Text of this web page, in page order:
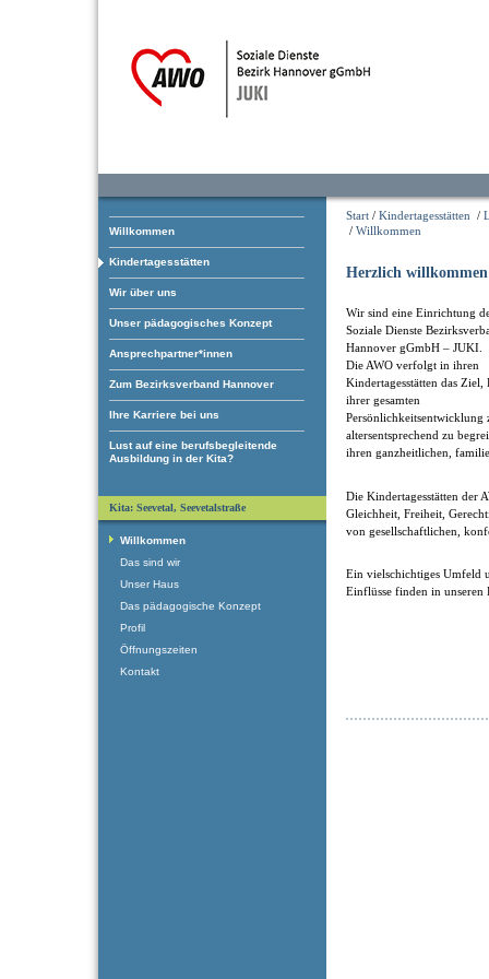
Willkommen
Kindertagesstätten
Wir über uns
Unser pädagogisches Konzept
Ansprechpartner*innen
Zum Bezirksverband Hannover
Ihre Karriere bei uns
Lust auf eine berufsbegleitende
Ausbildung in der Kita?
Start / Kindertagesstätten /
/ Willkommen
Herzlich
Wir sind eine Einrichtung
Soziale Dienste
Hannover gGmbH – JUKI.
Die AWO verfolgt in ihren
Kindertagesstätten das
ihrer gesamten
Persönlichkeitsentwicklung
altersentsprechend zu
ihren ganzheitlichen,
Die Kindertagesstätten der
Gleichheit, Freiheit,
von gesellschaftlichen,
Ein vielschichtiges Umfeld
Einflüsse finden in unseren
Kita: Seevetal, Seevetalstraße
Willkommen
Das sind wir
Unser Haus
Das pädagogische Konzept
Profil
Öffnungszeiten
Kontakt